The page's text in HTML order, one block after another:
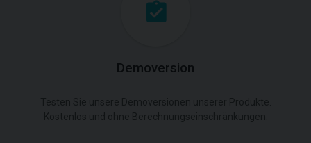
Demoversion